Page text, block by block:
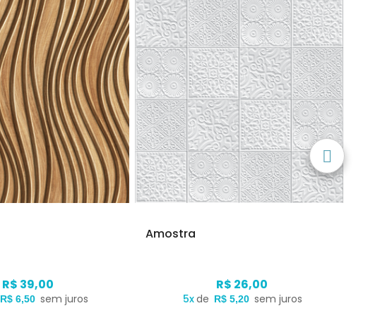
R$ 39,00
R$ 6,50 sem juros
Amostra
R$ 26,00
5xde R$ 5,20 sem juros